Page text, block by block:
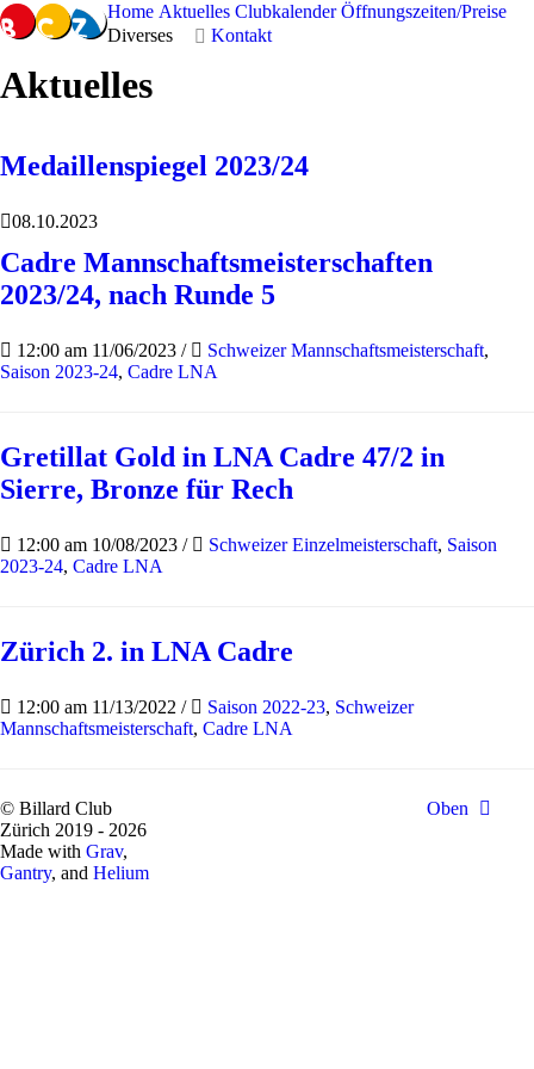
Home Aktuelles Clubkalender Öffnungszeiten/Preise
Diverses
Kontakt
Aktuelles
Medaillenspiegel 2023/24
08.10.2023
Cadre Mannschaftsmeisterschaften
2023/24, nach Runde 5
12:00 am 11/06/2023 / Schweizer Mannschaftsmeisterschaft,
Saison 2023-24, Cadre LNA
Gretillat Gold in LNA Cadre 47/2 in
Sierre, Bronze für Rech
12:00 am 10/08/2023 / Schweizer Einzelmeisterschaft, Saison
2023-24, Cadre LNA
Zürich 2. in LNA Cadre
12:00 am 11/13/2022 / Saison 2022-23, Schweizer
Mannschaftsmeisterschaft, Cadre LNA
© Billard Club
Zürich 2019 - 2026
Made with Grav,
Gantry, and Helium
Oben